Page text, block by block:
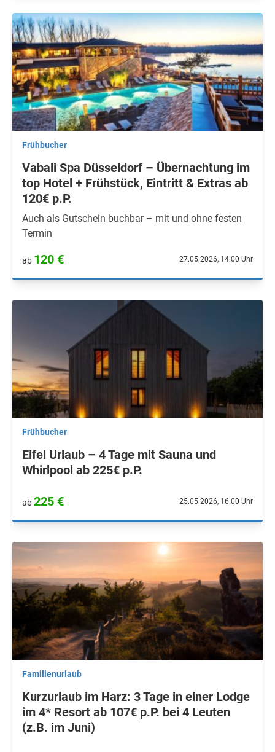
Frühbucher
Vabali Spa Düsseldorf – Übernachtung im
top Hotel + Frühstück, Eintritt & Extras ab
120€ p.P.
Auch als Gutschein buchbar – mit und ohne festen
Termin
ab 120 € 27.05.2026, 14.00 Uhr
Frühbucher
Eifel Urlaub – 4 Tage mit Sauna und
Whirlpool ab 225€ p.P.
ab225 € 25.05.2026, 16.00 Uhr
Familienurlaub
Kurzurlaub im Harz: 3 Tage in einer Lodge
im 4* Resort ab 107€ p.P. bei 4 Leuten
(z.B. im Juni)